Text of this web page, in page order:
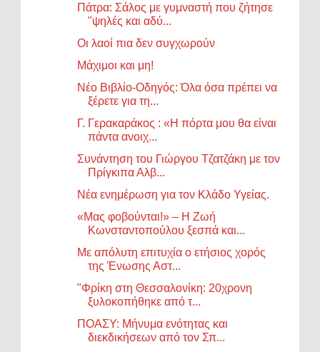
Πάτρα: Σάλος με γυμναστή που ζήτησε
"ψηλές και αδύ...
Οι λαοί πια δεν συγχωρούν
Μάχιμοι και μη!
Νέο Βιβλίο-Οδηγός: Όλα όσα πρέπει να
ξέρετε για τη...
Γ. Γερακαράκος : «Η πόρτα μου θα είναι
πάντα ανοιχ...
Συνάντηση του Γιώργου Τζατζάκη με τον
Πρίγκιπα Αλβ...
Νέα ενημέρωση για τον Κλάδο Υγείας.
«Μας φοβούνται!» – Η Ζωή
Κωνσταντοπούλου ξεσπά και...
Με απόλυτη επιτυχία ο ετήσιος χορός
της Ένωσης Αστ...
"Φρίκη στη Θεσσαλονίκη: 20χρονη
ξυλοκοπήθηκε από τ...
ΠΟΑΣΥ: Μήνυμα ενότητας και
διεκδικήσεων από τον Σπ...